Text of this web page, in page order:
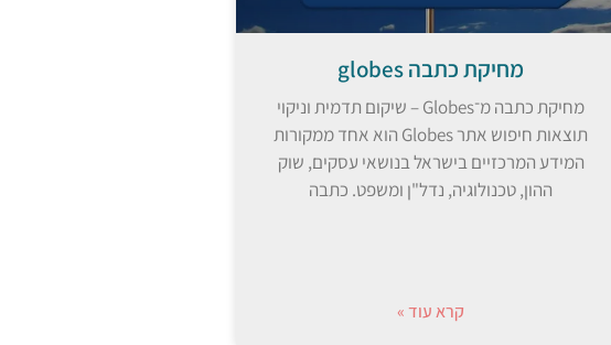
מחיקת כתבה globes
מחיקת כתבה מ־Globes – שיקום תדמית וניקוי
תוצאות חיפוש אתר Globes הוא אחד ממקורות
המידע המרכזיים בישראל בנושאי עסקים, שוק
ההון, טכנולוגיה, נדל"ן ומשפט. כתבה
קרא עוד »